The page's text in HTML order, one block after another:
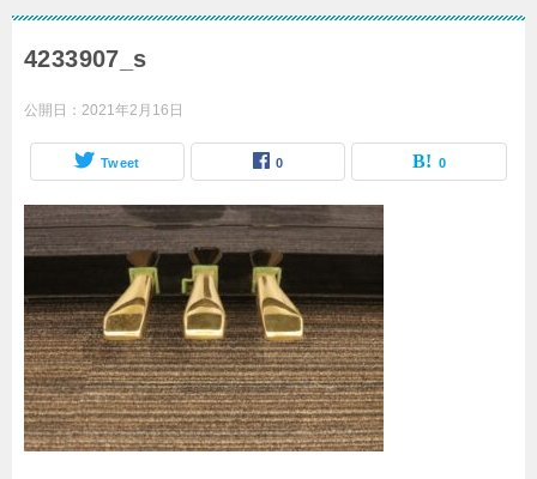
4233907_s
公開日： 2021年2月16日
Tweet 0 0